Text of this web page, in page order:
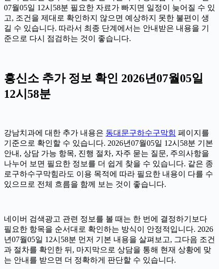
07월05일 12시58분 필요한 자료가 빠지면 일정이 늦어질 수 있
고, 조건을 제대로 확인하지 않으면 예상하지 못한 불편이 생
길 수 있습니다. 따라서 최종 단계에서는 안내받은 내용을 기
준으로 다시 점검하는 것이 좋습니다.
흥신소 추가 정보 확인 2026년07월05일
12시58분
강남치과에 대한 추가 내용은 동대문구하수구막힘 페이지를
기준으로 확인할 수 있습니다. 2026년07월05일 12시58분 기본
안내, 상담 가능 항목, 진행 절차, 자주 묻는 질문, 주의사항을
나누어 보면 필요한 정보를 더 쉽게 찾을 수 있습니다. 같은 종
로구하수구막힘라도 이용 목적에 따라 필요한 내용이 다를 수
있으므로 전체 흐름을 함께 보는 것이 좋습니다.
네이버 검색광고 관련 정보를 볼 때는 한 번에 결정하기보다
필요한 항목을 순서대로 확인하는 방식이 안정적입니다. 2026
년07월05일 12시58분 먼저 기본 내용을 살펴보고, 그다음 조건
과 절차를 확인한 뒤, 마지막으로 상담을 통해 현재 상황에 맞
는 안내를 받으면 더 정확하게 판단할 수 있습니다.